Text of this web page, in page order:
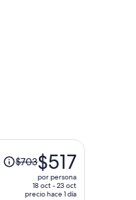
El
precio
$703$517
por persona
18 oct - 23 oct
precio hace 1 día